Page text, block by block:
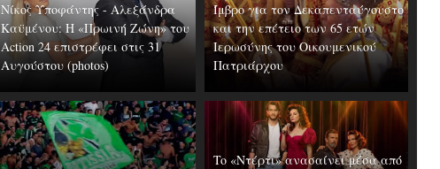
Νίκος Υποφάντης - Αλεξάνδρα
Καϋμένου: Η «Πρωινή Ζώνη» του
Action 24 επιστρέφει στις 31
Αυγούστου (photos)
Ίμβρο για τον Δεκαπενταύγουστο
και την επέτειο των 65 ετών
Ιερωσύνης του Οικουμενικού
Πατριάρχου
To «Ντέρτι» ανασαίνει μέσα από